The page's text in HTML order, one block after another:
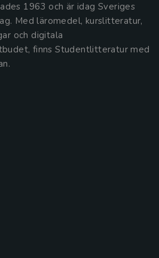
1963 och är idag Sveriges
Med läromedel, kurslitteratur,
och digitala
finns Studentlitteratur med